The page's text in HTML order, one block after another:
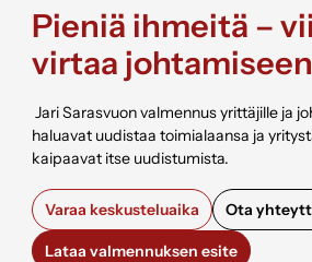
Pieniä ihmeitä –
virtaa johtamiseen
Jari Sarasvuon valmennus yrittäjille ja
haluavat uudistaa toimialaansa ja
kaipaavat itse uudistumista.
Varaa keskusteluaika Ota
Lataa valmennuksen esite